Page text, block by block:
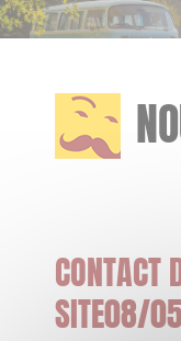
CONTACT
SITE08/